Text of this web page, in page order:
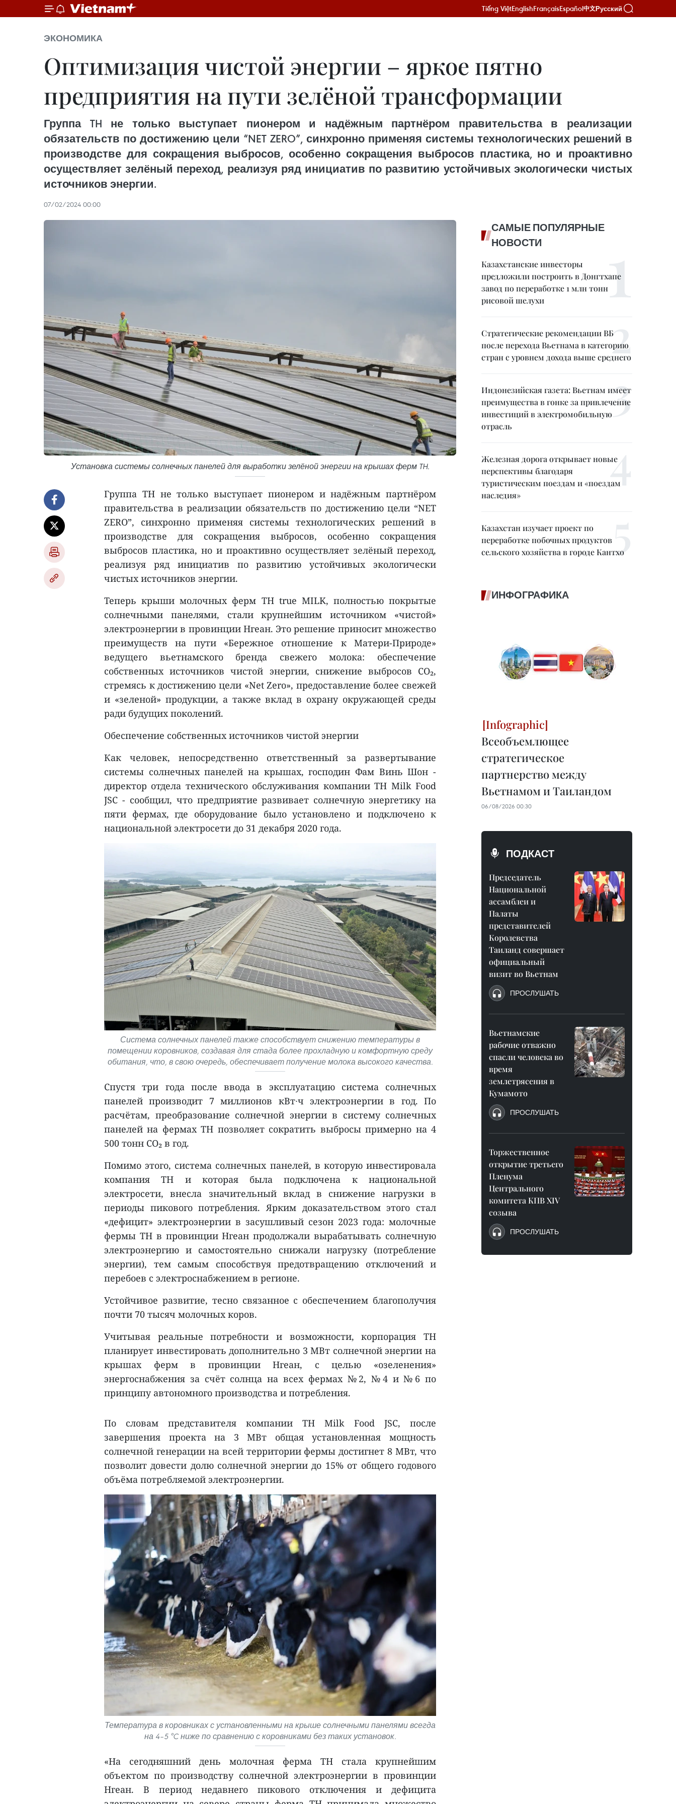
Tiếng ViệtEnglishFrançaisEspañol中文Русский
ЭКОНОМИКА
Оптимизация чистой энергии – яркое пятно
предприятия на пути зелёной трансформации
Группа TH не только выступает пионером и надёжным партнёром правительства в реализации
обязательств по достижению цели “NET ZERO”, синхронно применяя системы технологических решений в
производстве для сокращения выбросов, особенно сокращения выбросов пластика, но и проактивно
осуществляет зелёный переход, реализуя ряд инициатив по развитию устойчивых экологически чистых
источников энергии.
07/02/2024 00:00
Установка системы солнечных панелей для выработки зелёной энергии на крышах ферм TH.
Группа TH не только выступает пионером и надёжным партнёром
правительства в реализации обязательств по достижению цели “NET
ZERO”, синхронно применяя системы технологических решений в
производстве для сокращения выбросов, особенно сокращения
выбросов пластика, но и проактивно осуществляет зелёный переход,
реализуя ряд инициатив по развитию устойчивых экологически
чистых источников энергии.
Теперь крыши молочных ферм TH true MILK, полностью покрытые
солнечными панелями, стали крупнейшим источником «чистой»
электроэнергии в провинции Нгеан. Это решение приносит множество
преимуществ на пути «Бережное отношение к Матери-Природе»
ведущего вьетнамского бренда свежего молока: обеспечение
собственных источников чистой энергии, снижение выбросов CO₂,
стремясь к достижению цели «Net Zero», предоставление более свежей
и «зеленой» продукции, а также вклад в охрану окружающей среды
ради будущих поколений.
Обеспечение собственных источников чистой энергии
Как человек, непосредственно ответственный за развертывание
системы солнечных панелей на крышах, господин Фам Винь Шон -
директор отдела технического обслуживания компании TH Milk Food
JSC - сообщил, что предприятие развивает солнечную энергетику на
пяти фермах, где оборудование было установлено и подключено к
национальной электросети до 31 декабря 2020 года.
Система солнечных панелей также способствует снижению температуры в
помещении коровников, создавая для стада более прохладную и комфортную среду
обитания, что, в свою очередь, обеспечивает получение молока высокого качества.
Спустя три года после ввода в эксплуатацию система солнечных
панелей производит 7 миллионов кВт∙ч электроэнергии в год. По
расчётам, преобразование солнечной энергии в систему солнечных
панелей на фермах TH позволяет сократить выбросы примерно на 4
500 тонн CO₂ в год.
Помимо этого, система солнечных панелей, в которую инвестировала
компания TH и которая была подключена к национальной
электросети, внесла значительный вклад в снижение нагрузки в
периоды пикового потребления. Ярким доказательством этого стал
«дефицит» электроэнергии в засушливый сезон 2023 года: молочные
фермы TH в провинции Нгеан продолжали вырабатывать солнечную
электроэнергию и самостоятельно снижали нагрузку (потребление
энергии), тем самым способствуя предотвращению отключений и
перебоев с электроснабжением в регионе.
Устойчивое развитие, тесно связанное с обеспечением благополучия
почти 70 тысяч молочных коров.
Учитывая реальные потребности и возможности, корпорация TH
планирует инвестировать дополнительно 3 МВт солнечной энергии на
крышах ферм в провинции Нгеан, с целью «озеленения»
энергоснабжения за счёт cолнца на всех фермах №2, №4 и №6 по
принципу автономного производства и потребления.
По словам представителя компании TH Milk Food JSC, после
завершения проекта на 3 МВт общая установленная мощность
солнечной генерации на всей территории фермы достигнет 8 МВт, что
позволит довести долю солнечной энергии до 15% от общего годового
объёма потребляемой электроэнергии.
Температура в коровниках с установленными на крыше солнечными панелями всегда
на 4–5 °C ниже по сравнению с коровниками без таких установок.
«На сегодняшний день молочная ферма TH стала крупнейшим
объектом по производству солнечной электроэнергии в провинции
Нгеан. В период недавнего пикового отключения и дефицита
САМЫЕ ПОПУЛЯРНЫЕ
НОВОСТИ
Казахстанские инвесторы
предложили построить в Донгтхапе
завод по переработке 1 млн тонн
рисовой шелухи
Стратегические рекомендации ВБ
после перехода Вьетнама в категорию
стран с уровнем дохода выше среднего
Индонезийская газета: Вьетнам имеет
преимущества в гонке за привлечение
инвестиций в электромобильную
отрасль
Железная дорога открывает новые
перспективы благодаря
туристическим поездам и «поездам
наследия»
Казахстан изучает проект по
переработке побочных продуктов
сельского хозяйства в городе Кантхо
ИНФОГРАФИКА
Всеобъемлющее
стратегическое
партнерство между
Вьетнамом и Таиландом
06/08/2026 00:30
ПОДКАСТ
Председатель
Национальной
ассамблеи и
Палаты
представителей
Королевства
Таиланд совершает
официальный
визит во Вьетнам
ПРОСЛУШАТЬ
Вьетнамские
рабочие отважно
спасли человека во
время
землетрясения в
Кумамото
ПРОСЛУШАТЬ
Торжественное
открытие третьего
Пленума
Центрального
комитета КПВ XIV
созыва
ПРОСЛУШАТЬ